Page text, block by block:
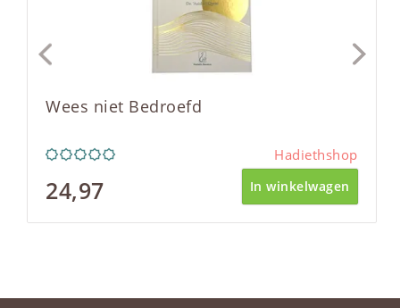
Wees niet Bedroefd
Hadiethshop
24,97 In winkelwagen